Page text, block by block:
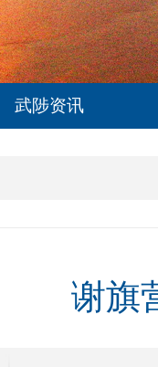
武陟资讯
谢旗